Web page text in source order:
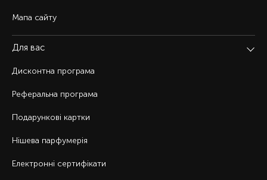
Мапа сайту
Для вас
Дисконтна програма
Реферальна програма
Подарункові картки
Нішева парфумерія
Електронні сертифікати